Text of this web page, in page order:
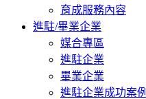
育成服務內容
進駐/畢業企業
媒合專區
進駐企業
畢業企業
進駐企業成功案例